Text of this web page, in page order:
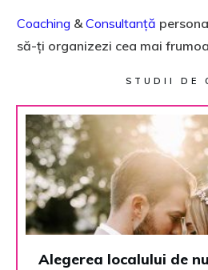
Coaching &Consultanță
să-ți organizezi cea mai
STUDII DE
Alegerea localului de